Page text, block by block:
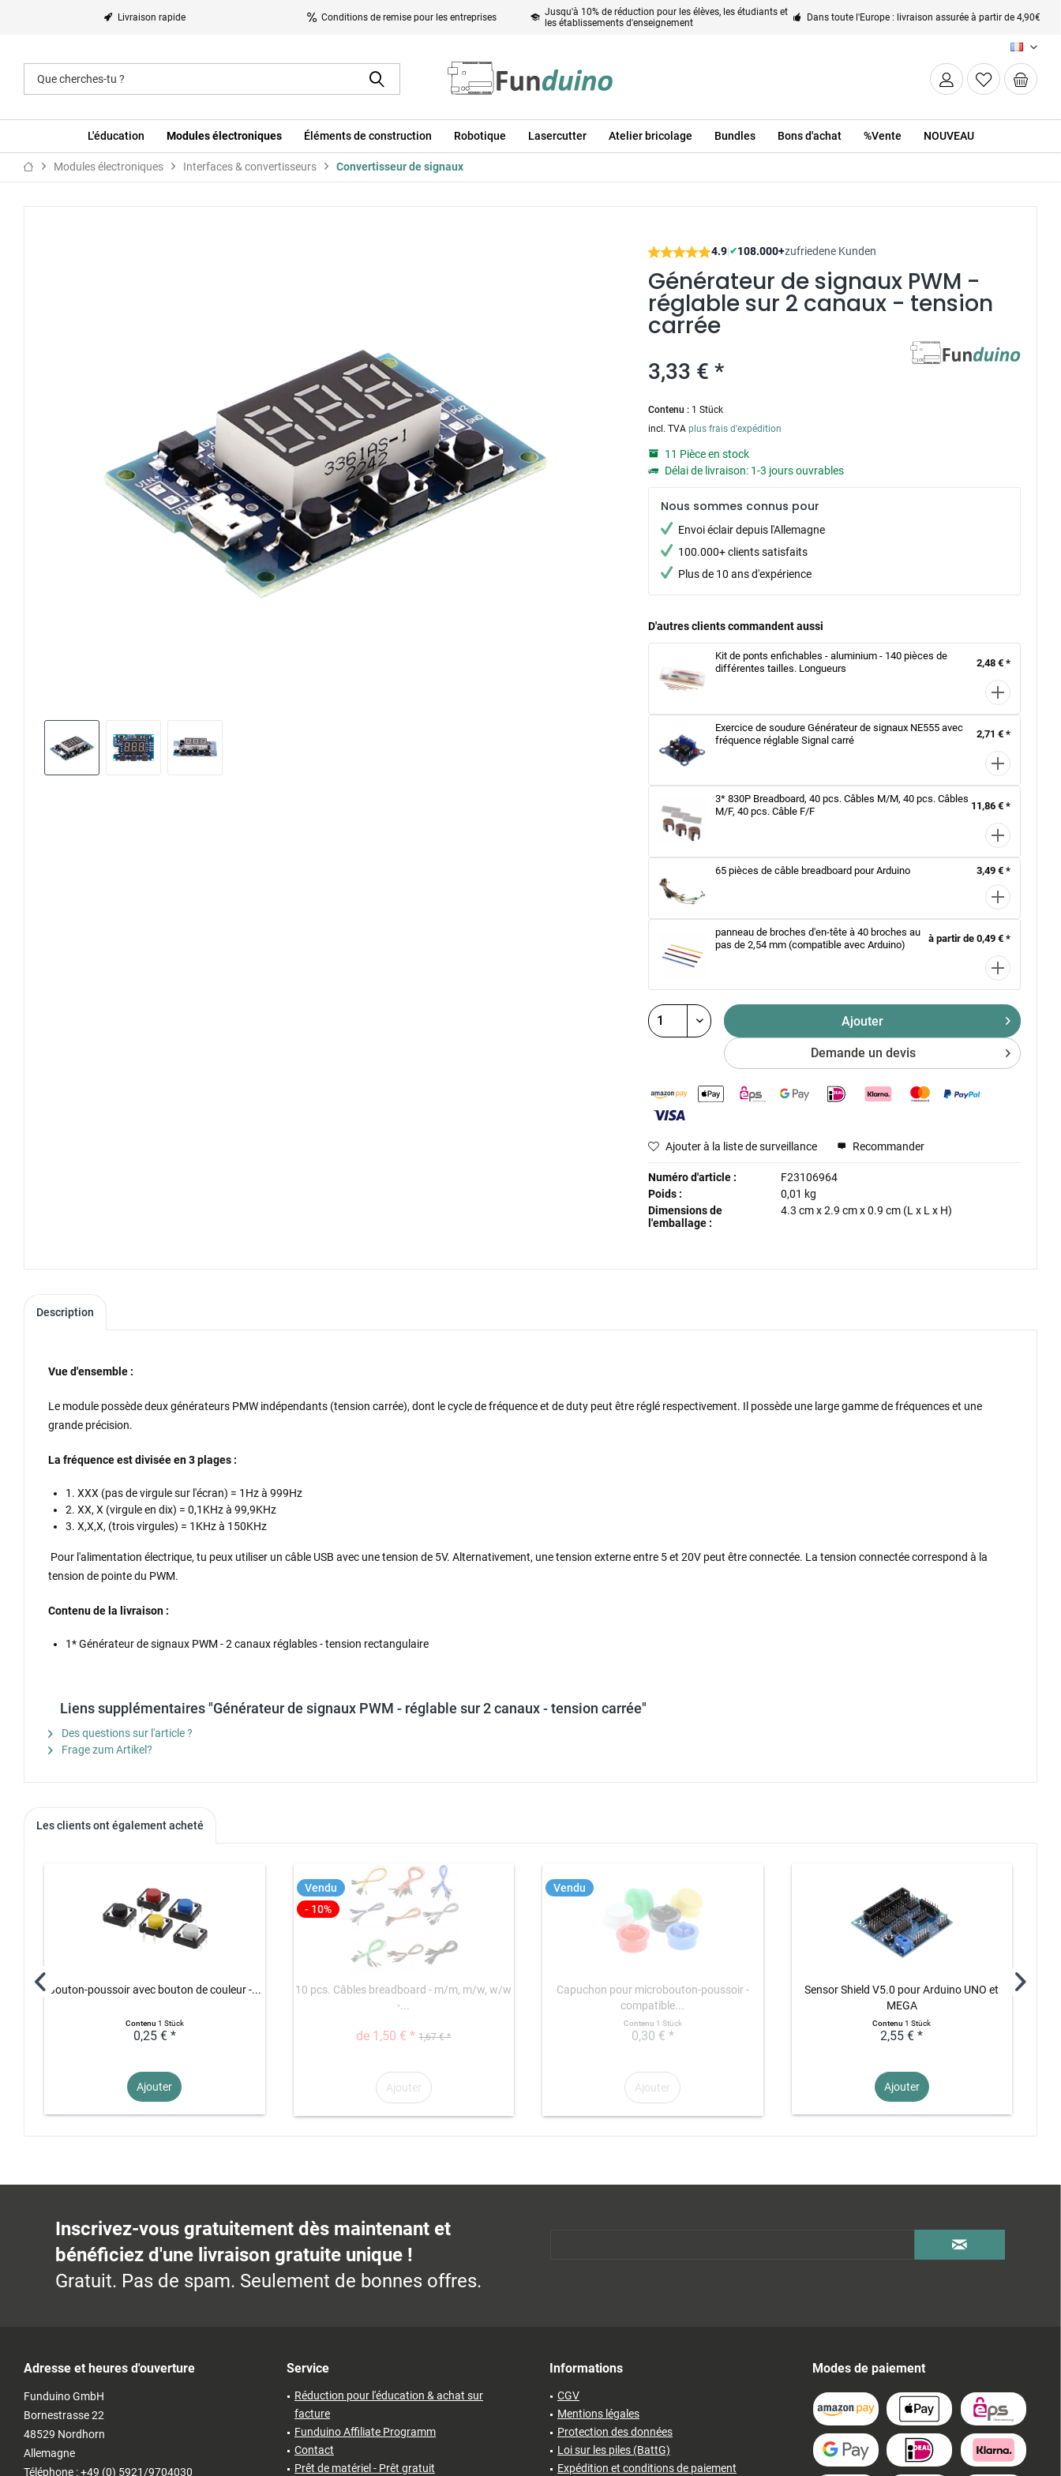
Livraison rapide Conditions de remise pour les entreprises
Jusqu'à 10% de réduction pour les élèves, les étudiants et
les établissements d'enseignement
Dans toute l'Europe : livraison assurée à partir de 4,90€
FR
L'éducation Modules électroniques Éléments de construction Robotique Lasercutter Atelier bricolage Bundles Bons d'achat %Vente NOUVEAU
Modules électroniques Interfaces & convertisseurs Convertisseur de signaux
4.9|✔108.000+zufriedene Kunden
Générateur de signaux PWM -
réglable sur 2 canaux - tension
carrée
3,33 € *
Contenu : 1 Stück
incl. TVAplus frais d'expédition
11 Pièce en stock
Délai de livraison: 1-3 jours ouvrables
Nous sommes connus pour
Envoi éclair depuis l'Allemagne
100.000+ clients satisfaits
Plus de 10 ans d'expérience
D'autres clients commandent aussi
Kit de ponts enfichables - aluminium - 140 pièces de
différentes tailles. Longueurs
2,48 € *
Exercice de soudure Générateur de signaux NE555 avec
fréquence réglable Signal carré
2,71 € *
3* 830P Breadboard, 40 pcs. Câbles M/M, 40 pcs. Câbles
M/F, 40 pcs. Câble F/F
11,86 € *
65 pièces de câble breadboard pour Arduino 3,49 € *
panneau de broches d'en-tête à 40 broches au
pas de 2,54 mm (compatible avec Arduino)
à partir de 0,49 € *
Ajouter
Demande un devis
Ajouter à la liste de surveillance Recommander
Numéro d'article :
F23106964
Poids :
0,01 kg
Dimensions de
l'emballage :
4.3 cmx2.9 cmx0.9 cm (L x L x H)
Description
Vue d'ensemble :
Le module possède deux générateurs PMW indépendants (tension carrée), dont le cycle de fréquence et de duty peut être réglé respectivement. Il possède une large gamme de fréquences et une
grande précision.
La fréquence est divisée en 3 plages :
1. XXX (pas de virgule sur l'écran) = 1Hz à 999Hz
2. XX, X (virgule en dix) = 0,1KHz à 99,9KHz
3. X,X,X, (trois virgules) = 1KHz à 150KHz
Pour l'alimentation électrique, tu peux utiliser un câble USB avec une tension de 5V. Alternativement, une tension externe entre 5 et 20V peut être connectée. La tension connectée correspond à la
tension de pointe du PWM.
Contenu de la livraison :
1* Générateur de signaux PWM - 2 canaux réglables - tension rectangulaire
Liens supplémentaires "Générateur de signaux PWM - réglable sur 2 canaux - tension carrée"
Des questions sur l'article ?
Frage zum Artikel?
Les clients ont également acheté
Bouton-poussoir avec bouton de couleur -...
Contenu 1 Stück
0,25 € *
Ajouter
Vendu
- 10%
10 pcs. Câbles breadboard - m/m, m/w, w/w
-...
de 1,50 € * 1,67 € *
Ajouter
Vendu
Capuchon pour microbouton-poussoir -
compatible...
Contenu 1 Stück
0,30 € *
Ajouter
Sensor Shield V5.0 pour Arduino UNO et
MEGA
Contenu1 Stück
2,55 € *
Ajouter
Inscrivez-vous gratuitement dès maintenant et
bénéficiez d'une livraison gratuite unique !
Gratuit. Pas de spam. Seulement de bonnes offres.
Adresse et heures d'ouverture
Funduino GmbH
Bornestrasse 22
48529 Nordhorn
Allemagne
Téléphone : +49 (0) 5921/9704030
Service
Réduction pour l'éducation & achat sur
facture
Funduino Affiliate Programm
Contact
Prêt de matériel - Prêt gratuit
Informations
CGV
Mentions légales
Protection des données
Loi sur les piles (BattG)
Expédition et conditions de paiement
Modes de paiement